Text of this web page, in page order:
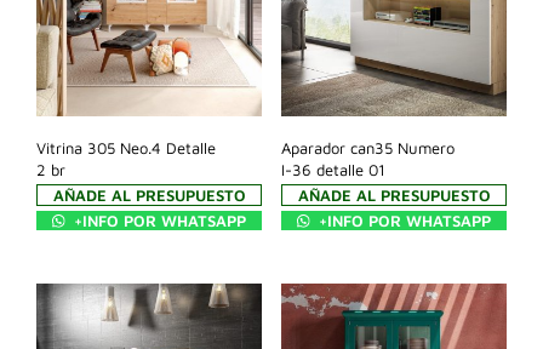
Vitrina 305 Neo.4 Detalle
2 br
AÑADE AL PRESUPUESTO
+INFO POR WHATSAPP
Aparador can35 Numero
I-36 detalle 01
AÑADE AL PRESUPUESTO
+INFO POR WHATSAPP